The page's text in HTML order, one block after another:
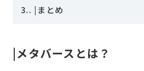
3. |まとめ
|メタバースとは？